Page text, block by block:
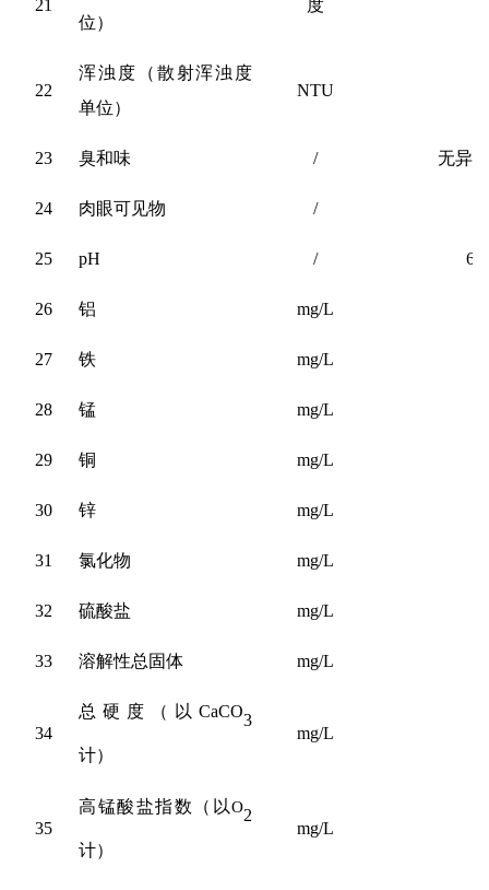
21
位）
度
22
浑浊度（散射浑浊度
单位）
NTU
23 臭和味 / 无异
24 肉眼可见物 /
25 pH /
26 铝 mg/L
27 铁 mg/L
28 锰 mg/L
29 铜 mg/L
30 锌 mg/L
31 氯化物 mg/L
32 硫酸盐 mg/L
33 溶解性总固体 mg/L
34
总硬度（以CaCO
3
计）
mg/L
35
高锰酸盐指数（以O
2
计）
mg/L